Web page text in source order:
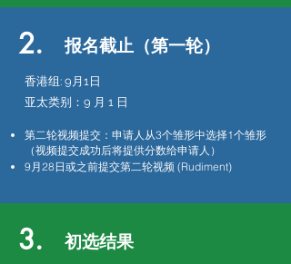
2. 报名截止（第一轮）
香港组: 9月1日
亚太类别：9 月 1 日
第二轮视频提交：申请人从3个雏形中选择1个雏形
（视频提交成功后将提供分数给申请人）
9月28日或之前提交第二轮视频 (Rudiment)
3. 初选结果